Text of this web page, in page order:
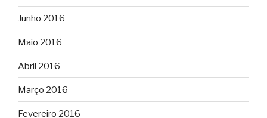
Junho 2016
Maio 2016
Abril 2016
Março 2016
Fevereiro 2016